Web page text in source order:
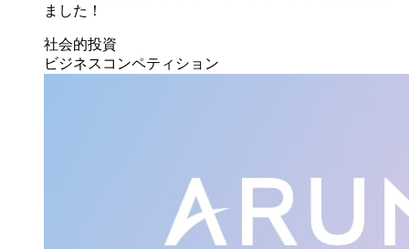
ました！
社会的投資
ビジネスコンペティション